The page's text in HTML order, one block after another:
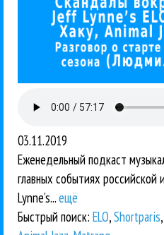
03.11.2019
Еженедельный подкаст
главных событиях
Lynne’s...ещё
Быстрый поиск: ELO,Shortparis,